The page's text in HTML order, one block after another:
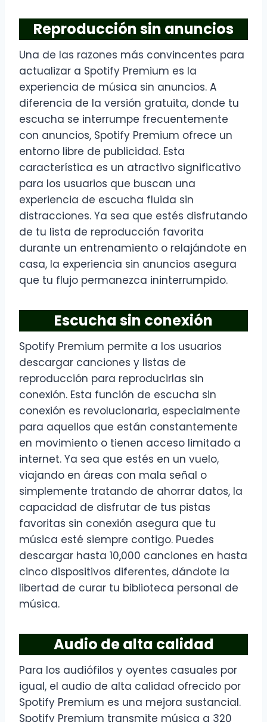
Reproducción sin anuncios
Una de las razones más convincentes para
actualizar a Spotify Premium es la
experiencia de música sin anuncios. A
diferencia de la versión gratuita, donde tu
escucha se interrumpe frecuentemente
con anuncios, Spotify Premium ofrece un
entorno libre de publicidad. Esta
característica es un atractivo significativo
para los usuarios que buscan una
experiencia de escucha fluida sin
distracciones. Ya sea que estés disfrutando
de tu lista de reproducción favorita
durante un entrenamiento o relajándote en
casa, la experiencia sin anuncios asegura
que tu flujo permanezca ininterrumpido.
Escucha sin conexión
Spotify Premium permite a los usuarios
descargar canciones y listas de
reproducción para reproducirlas sin
conexión. Esta función de escucha sin
conexión es revolucionaria, especialmente
para aquellos que están constantemente
en movimiento o tienen acceso limitado a
internet. Ya sea que estés en un vuelo,
viajando en áreas con mala señal o
simplemente tratando de ahorrar datos, la
capacidad de disfrutar de tus pistas
favoritas sin conexión asegura que tu
música esté siempre contigo. Puedes
descargar hasta 10,000 canciones en hasta
cinco dispositivos diferentes, dándote la
libertad de curar tu biblioteca personal de
música.
Audio de alta calidad
Para los audiófilos y oyentes casuales por
igual, el audio de alta calidad ofrecido por
Spotify Premium es una mejora sustancial.
Spotify Premium transmite música a 320